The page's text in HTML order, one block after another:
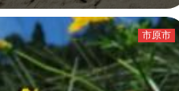
市原市